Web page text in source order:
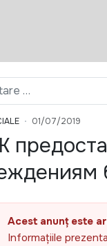
01/07/2019
Acest anunț este
Informațiile